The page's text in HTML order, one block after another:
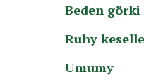
Beden görki
Ruhy
Umumy